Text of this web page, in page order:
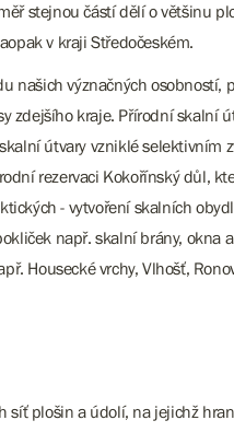
stejnou částí dělí o většinu
v kraji Středočeském.
našich význačných osobností,
zdejšího kraje. Přírodní skalní
útvary vzniklé selektivním
rezervaci Kokořínský důl,
- vytvoření skalních
např. skalní brány, okna
Housecké vrchy, Vlhošť,
plošin a údolí, na jejichž